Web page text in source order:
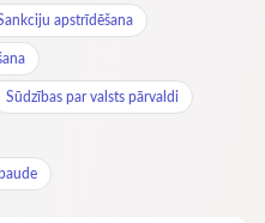
apstrīdēšana
Sūdzības par valsts pārvaldi